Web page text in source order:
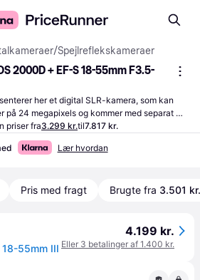
/Spejlreflekskameraer
2000D + EF-S 18-55mm F3.5-
her et digital SLR-kamera, som kan
på 24 megapixels og kommer med separat
har en vægt på 475 gram.
priser fra3.299 kr.til7.817 kr.
Lær hvordan
Pris med fragt Brugte fra 3.501 kr.
55mm III
4.199 kr.
Eller 3 betalinger af 1.400 kr.